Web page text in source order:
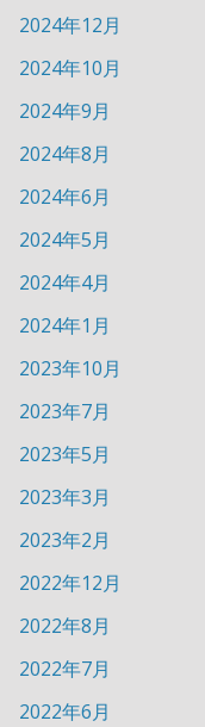
2024年12月
2024年10月
2024年9月
2024年8月
2024年6月
2024年5月
2024年4月
2024年1月
2023年10月
2023年7月
2023年5月
2023年3月
2023年2月
2022年12月
2022年8月
2022年7月
2022年6月